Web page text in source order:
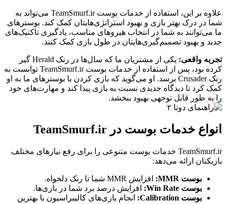
علاوه بر این، استفاده از خدمات بوست TeamSmurf.ir می‌تواند به
شما در درک بهتر بازی و بهبود استراتژی‌هایتان کمک کند. بوسترهای
ما می‌توانند به شما در انتخاب هیروهای مناسب، یادگیری تاکتیک‌های
جدید و بهبود تصمیم‌گیری‌هایتان در طول بازی کمک کنند.
تجربه واقعی:
یکی از مشتریان ما که سال‌ها در رنک Herald گیر
کرده بود، پس از استفاده از خدمات بوست TeamSmurf.ir توانست به
رنک Crusader برسد. او می‌گوید که بازی کردن با بوسترهای ما به او
کمک کرد تا دیدگاه جدیدی نسبت به بازی پیدا کند و مهارت‌های خود
را به طور قابل توجهی بهبود ببخشد.
انواع خدمات بوست در TeamSmurf.ir
TeamSmurf.ir خدمات بوست متنوعی را برای رفع نیازهای مختلف
بازیکنان ارائه می‌دهد:
بوست MMR:
افزایش MMR شما تا رنک دلخواه.
بوست Win Rate:
افزایش درصد برد شما در بازی‌ها.
بوست Calibration:
انجام بازی‌های کالیبراسیون با بهترین